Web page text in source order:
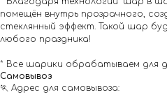
помещён внутрь прозрачного,
стеклянный эффект. Такой шар
любого праздника!
* Все шарики обрабатываем для
Самовывоз
🏃 Адрес для самовывоза: